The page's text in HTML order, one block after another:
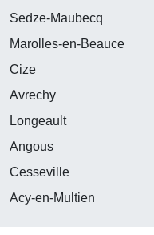
Sedze-Maubecq
Marolles-en-Beauce
Cize
Avrechy
Longeault
Angous
Cesseville
Acy-en-Multien